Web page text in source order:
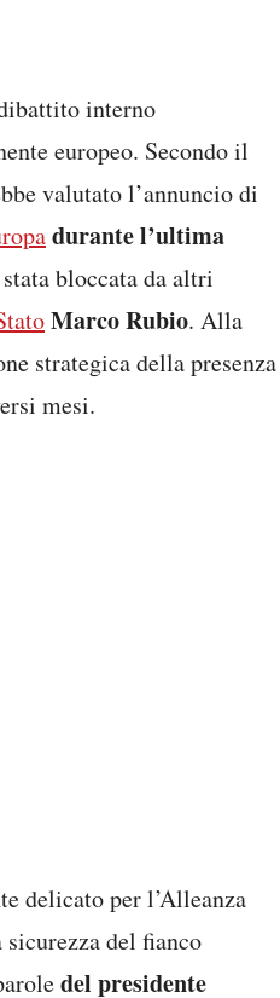
interno
europeo. Secondo il
valutato l’annuncio di
durante l’ultima
bloccata da altri
Marco Rubio. Alla
strategica della presenza
mesi.
delicato per l’Alleanza
sicurezza del fianco
del presidente